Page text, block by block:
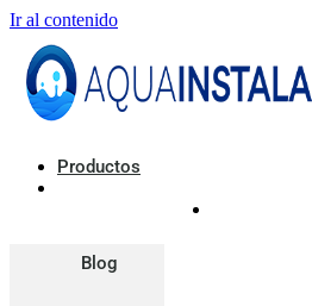
Ir al contenido
Productos
Blog